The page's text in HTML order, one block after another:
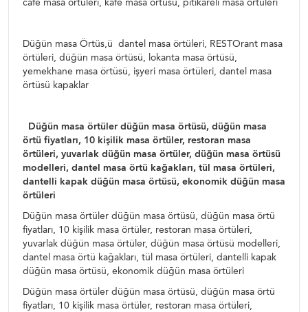
Düğün masa Örtüs,ü dantel masa örtüleri, RESTOrant masa
örtüleri, düğün masa örtüsü, lokanta masa örtüsü,
yemekhane masa örtüsü, işyeri masa örtüleri, dantel masa
örtüsü kapaklar
Düğün masa örtüler düğün masa örtüsü, düğün masa
örtü fiyatları, 10 kişilik masa örtüler, restoran masa
örtüleri, yuvarlak düğün masa örtüler, düğün masa örtüsü
modelleri, dantel masa örtü kağakları, tül masa örtüleri,
dantelli kapak düğün masa örtüsü, ekonomik düğün masa
örtüleri
Düğün masa örtüler düğün masa örtüsü, düğün masa örtü
fiyatları, 10 kişilik masa örtüler, restoran masa örtüleri,
yuvarlak düğün masa örtüler, düğün masa örtüsü modelleri,
dantel masa örtü kağakları, tül masa örtüleri, dantelli kapak
düğün masa örtüsü, ekonomik düğün masa örtüleri
Düğün masa örtüler düğün masa örtüsü, düğün masa örtü
fiyatları, 10 kişilik masa örtüler, restoran masa örtüleri,